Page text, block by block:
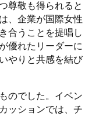
尊敬も得られると
、企業が国際女性
合うことを提唱し
優れたリーダーに
やりと共感を結び
のでした。イベン
ッションでは、チ